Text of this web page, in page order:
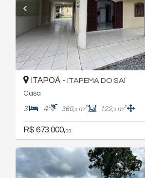
ITAPOÁ - ITAPEMA DO SAÍ
Casa
3 4 360,0m² 122,0m²
R$ 673.000,00